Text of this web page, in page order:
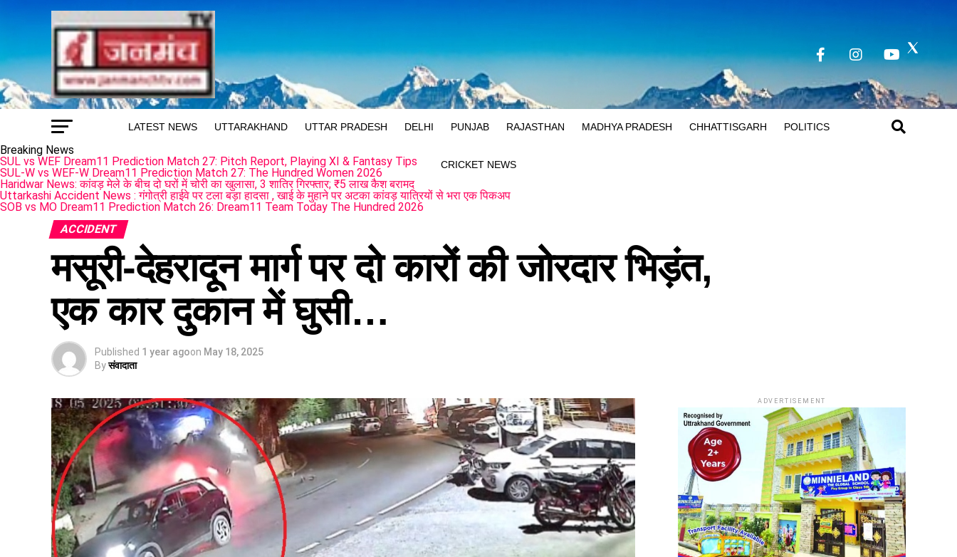
LATEST NEWS UTTARAKHAND UTTAR PRADESH DELHI PUNJAB RAJASTHAN MADHYA PRADESH CHHATTISGARH POLITICS
CRICKET NEWS
Breaking News
SUL vs WEF Dream11 Prediction Match 27: Pitch Report, Playing XI & Fantasy Tips
SUL-W vs WEF-W Dream11 Prediction Match 27: The Hundred Women 2026
Haridwar News: कांवड़ मेले के बीच दो घरों में चोरी का खुलासा, 3 शातिर गिरफ्तार; ₹5 लाख कैश बरामद
Uttarkashi Accident News : गंगोत्री हाईवे पर टला बड़ा हादसा , खाई के मुहाने पर अटका कांवड़ यात्रियों से भरा एक पिकअप
SOB vs MO Dream11 Prediction Match 26: Dream11 Team Today The Hundred 2026
ACCIDENT
मसूरी-देहरादून मार्ग पर दो कारों की जोरदार भिड़ंत,
एक कार दुकान में घुसी…
Published 1 year agoon May 18, 2025
Byसंवादाता
ADVERTISEMENT